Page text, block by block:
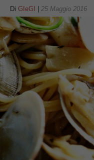
Di GIeGI 25 Maggio 2016